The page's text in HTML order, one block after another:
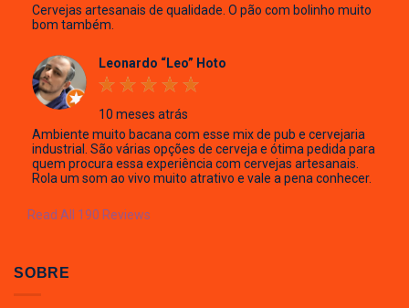
Cervejas artesanais de qualidade. O pão com bolinho muito
bom também.
Leonardo “Leo” Hoto
10 meses atrás
Ambiente muito bacana com esse mix de pub e cervejaria
industrial. São várias opções de cerveja e ótima pedida para
quem procura essa experiência com cervejas artesanais.
Rola um som ao vivo muito atrativo e vale a pena conhecer.
Read All 190 Reviews
SOBRE